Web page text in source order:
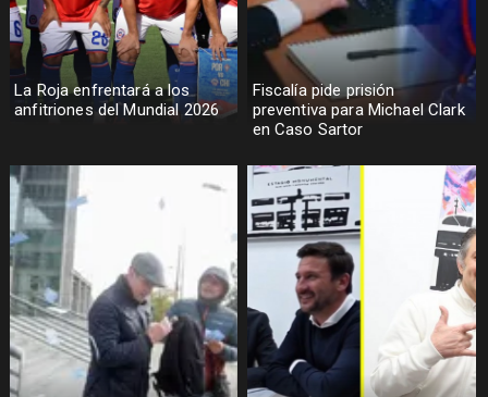
La Roja enfrentará a los
anfitriones del Mundial 2026
Fiscalía pide prisión
preventiva para Michael Clark
en Caso Sartor